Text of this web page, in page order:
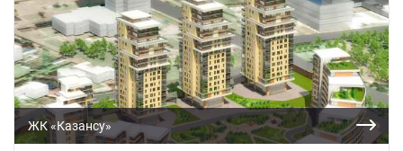
ЖК «Казансу»